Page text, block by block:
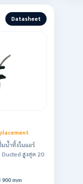
Datasheet
น้ำทิ้งในแอร์
สูงสุด 20
900 mm